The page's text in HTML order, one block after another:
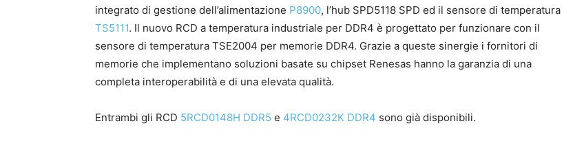
integrato di gestione dell’alimentazione P8900, l’hub SPD5118 SPD ed il sensore di temperatura
TS5111. Il nuovo RCD a temperatura industriale per DDR4 è progettato per funzionare con il
sensore di temperatura TSE2004 per memorie DDR4. Grazie a queste sinergie i fornitori di
memorie che implementano soluzioni basate su chipset Renesas hanno la garanzia di una
completa interoperabilità e di una elevata qualità.
Entrambi gli RCD 5RCD0148H DDR5 e 4RCD0232K DDR4 sono già disponibili.